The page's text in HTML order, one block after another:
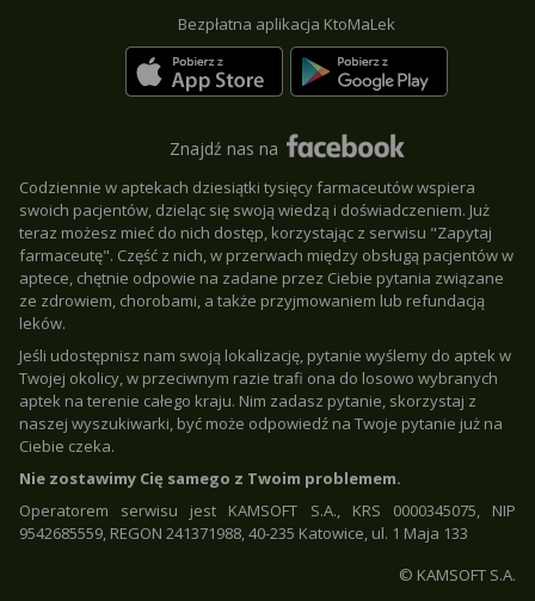
Bezpłatna aplikacja KtoMaLek
Znajdź nas na
Codziennie w aptekach dziesiątki tysięcy farmaceutów wspiera
swoich pacjentów, dzieląc się swoją wiedzą i doświadczeniem. Już
teraz możesz mieć do nich dostęp, korzystając z serwisu "Zapytaj
farmaceutę". Część z nich, w przerwach między obsługą pacjentów w
aptece, chętnie odpowie na zadane przez Ciebie pytania związane
ze zdrowiem, chorobami, a także przyjmowaniem lub refundacją
leków.
Jeśli udostępnisz nam swoją lokalizację, pytanie wyślemy do aptek w
Twojej okolicy, w przeciwnym razie trafi ona do losowo wybranych
aptek na terenie całego kraju. Nim zadasz pytanie, skorzystaj z
naszej wyszukiwarki, być może odpowiedź na Twoje pytanie już na
Ciebie czeka.
Nie zostawimy Cię samego z Twoim problemem.
Operatorem serwisu jest KAMSOFT S.A., KRS 0000345075, NIP
9542685559, REGON 241371988, 40-235 Katowice, ul. 1 Maja 133
© KAMSOFT S.A.